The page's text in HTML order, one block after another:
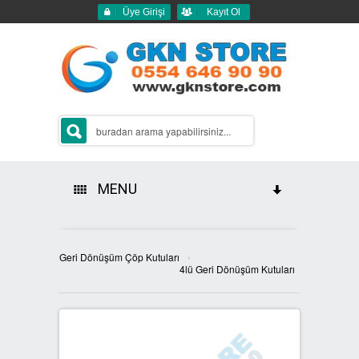
Üye Girişi Kayıt Ol
MENU
GERİ DÖNÜŞÜM ÇÖP KUTULARI
2Lİ GERİ DÖNÜŞÜM KUTULARI
Geri Dönüşüm Çöp Kutuları
›
4lü Geri Dönüşüm Kutuları